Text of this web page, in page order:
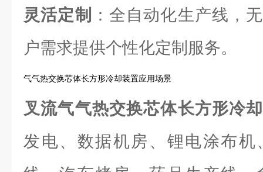
灵活定制
：全自动化生产线，
户需求提供个性化定制服务。
气气热交换芯体长方形冷却装置应用场景
叉流气气热交换芯体长方形冷
发电、数据机房、锂电涂布